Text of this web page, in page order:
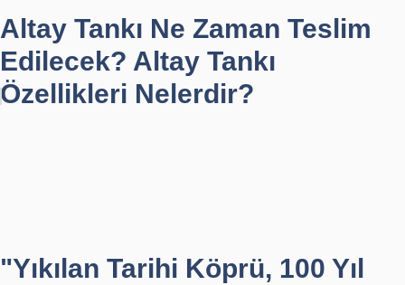
Altay Tankı Ne Zaman Teslim
Edilecek? Altay Tankı
Özellikleri Nelerdir?
"Yıkılan Tarihi Köprü, 100 Yıl